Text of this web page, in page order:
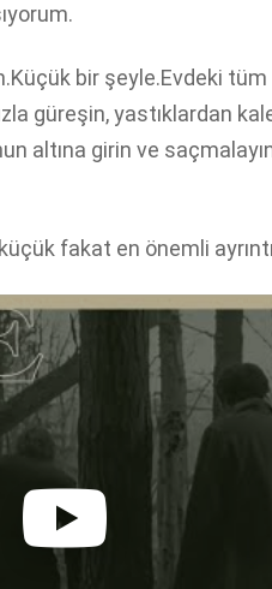
bir şeyle.Evdeki tüm
güreşin, yastıklardan
altına girin ve
küçük fakat en önemli